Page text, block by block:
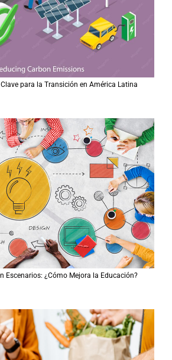
para la Transición en América Latina
Escenarios: ¿Cómo Mejora la Educación?